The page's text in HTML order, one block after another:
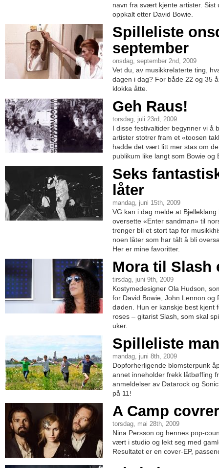
navn fra svært kjente artister. Sist
oppkalt etter David Bowie.
Spilleliste
september
onsdag, september 2nd, 2009
Vet du, av musikkrelaterte ting,
dagen i dag? For både 22 og 35
klokka åtte.
Geh Raus!
torsdag, juli 23rd, 2009
I disse festivaltider begynner vi å
artister stotrer fram et «toosen
hadde det vært litt mer stas om
publikum like langt som Bowie og
Seks
låter
mandag, juni 15th, 2009
VG kan i dag melde at
oversette «Enter sandman» til
trenger bli et stort tap for
noen låter som har tålt å bli
Her er mine favoritter.
Mora til Slash
tirsdag, juni 9th, 2009
Kostymedesigner Ola Hudson,
for David Bowie, John Lennon og
døden. Hun er kanskje best kjent
roses – gitarist Slash, som skal
uker.
Spilleliste
mandag, juni 8th, 2009
Dopforherligende blomsterpunk
annet inneholder frekk låtbøffing
anmeldelser av Datarock og
på 11!
A Camp
torsdag, mai 28th, 2009
Nina Persson og hennes pop-
vært i studio og lekt seg med
Resultatet er en cover-EP,